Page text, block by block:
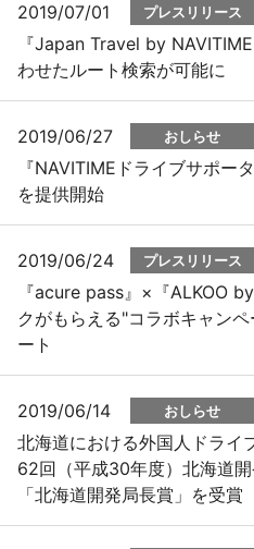
2019/07/01 プレスリリース
『Japan Travel by
わせたルート検索が可能に
2019/06/27 おしらせ
『NAVITIMEドライブサポー
を提供開始
2019/06/24 プレスリリース
『acure pass』×『ALKOO
クがもらえる"コラボキャン
ート
2019/06/14 おしらせ
北海道における外国人ドライ
62回（平成30年度）北海道
「北海道開発局長賞」を受賞